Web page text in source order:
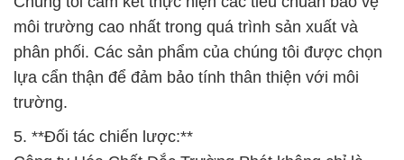
môi trường cao nhất trong quá trình sản xuất và
phân phối. Các sản phẩm của chúng tôi được chọn
lựa cẩn thận để đảm bảo tính thân thiện với môi
trường.
5. **Đối tác chiến lược:**